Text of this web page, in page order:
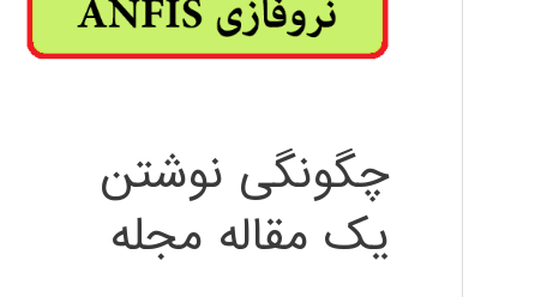
چگونگی نوشتن
یک مقاله مجله